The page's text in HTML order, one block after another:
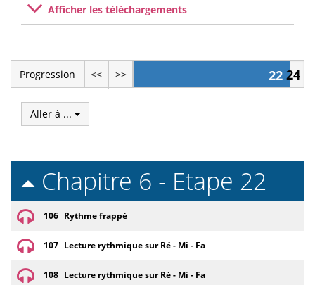
Afficher les téléchargements
Progression << >> 22 24
Aller à ...
Chapitre 6 - Etape 22
106 Rythme frappé
107 Lecture rythmique sur Ré - Mi - Fa
108 Lecture rythmique sur Ré - Mi - Fa